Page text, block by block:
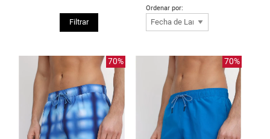
Filtrar
Ordenar por:
70% 70%